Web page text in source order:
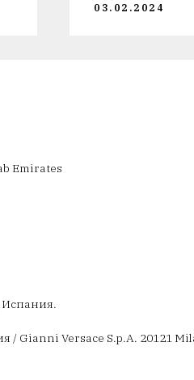
03.02.2024
Emirates
Испания.
Gianni Versace S.p.A. 20121